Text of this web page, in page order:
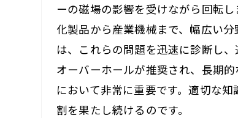
ーの磁場の影響を受けながら回転
化製品から産業機械まで、幅広い
は、これらの問題を迅速に診断し
オーバーホールが推奨され、長期
において非常に重要です。適切な
割を果たし続けるのです。